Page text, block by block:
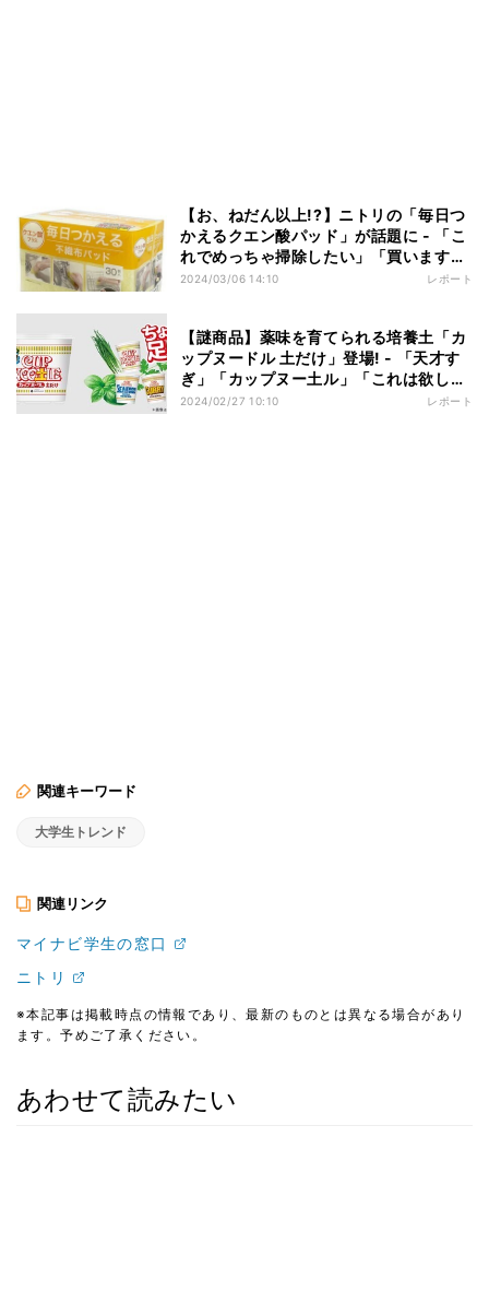
【お、ねだん以上!?】ニトリの「毎日つ
かえるクエン酸パッド」が話題に - 「こ
れでめっちゃ掃除したい」「買います」
「ニトリに行かなきゃ」
2024/03/06 14:10 レポート
【謎商品】薬味を育てられる培養土「カ
ップヌードル 土だけ」登場! - 「天才す
ぎ」「カップヌー土ル」「これは欲し
い」の声
2024/02/27 10:10 レポート
関連キーワード
大学生トレンド
関連リンク
マイナビ学生の窓口
ニトリ
※本記事は掲載時点の情報であり、最新のものとは異なる場合があり
ます。予めご了承ください。
あわせて読みたい